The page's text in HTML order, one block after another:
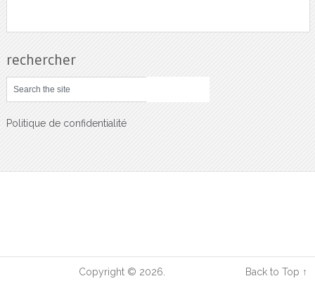
rechercher
Politique de confidentialité
Copyright © 2026. Back to Top ↑